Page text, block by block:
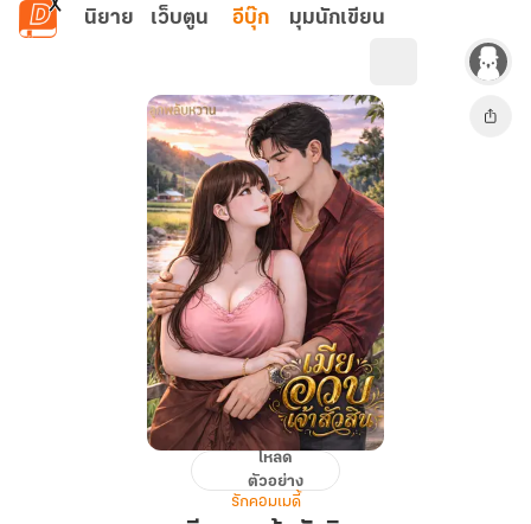
ข้ามไปยังเนื้อหาหลัก
นิยาย เว็บตูน อีบุ๊ก มุมนักเขียน
โหลด
ตัวอย่าง
รักคอมเมดี้